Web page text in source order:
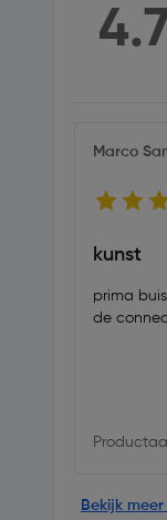
Marco
kunst
prima
de
Bekijk